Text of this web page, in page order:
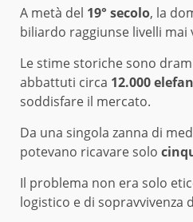
A metà del 19° secolo, la
biliardo raggiunse livelli mai
Le stime storiche sono
abbattuti circa 12.000
soddisfare il mercato.
Da una singola zanna di
potevano ricavare solo
Il problema non era solo
logistico e di sopravvivenza